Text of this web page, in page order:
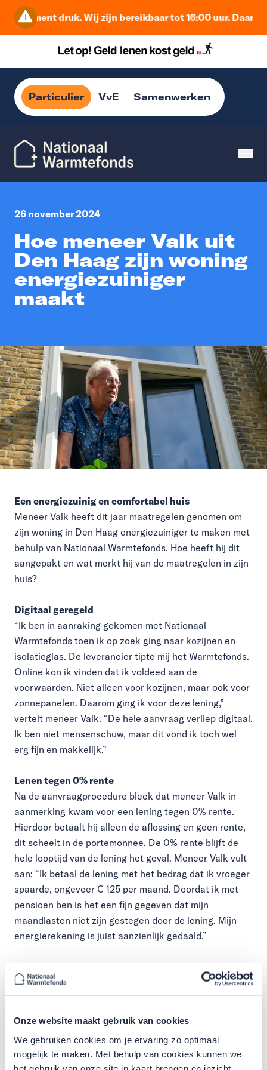
Onze website maakt gebruik van cookies
We gebruiken cookies om je ervaring zo optimaal
mogelijk te maken. Met behulp van cookies kunnen we
druk. Wij zijn bereikbaar tot 16:00 uur. Daarna
Particulier VvE Samenwerken
26 november 2024
Hoe meneer Valk uit
Den Haag zijn woning
energiezuiniger
maakt
Een energiezuinig en comfortabel huis
Meneer Valk heeft dit jaar maatregelen genomen om
zijn woning in Den Haag energiezuiniger te maken met
behulp van Nationaal Warmtefonds. Hoe heeft hij dit
aangepakt en wat merkt hij van de maatregelen in zijn
huis?
Digitaal geregeld
“Ik ben in aanraking gekomen met Nationaal
Warmtefonds toen ik op zoek ging naar kozijnen en
isolatieglas. De leverancier tipte mij het Warmtefonds.
Online kon ik vinden dat ik voldeed aan de
voorwaarden. Niet alleen voor kozijnen, maar ook voor
zonnepanelen. Daarom ging ik voor deze lening,”
vertelt meneer Valk. “De hele aanvraag verliep digitaal.
Ik ben niet mensenschuw, maar dit vond ik toch wel
erg fijn en makkelijk.”
Lenen tegen 0% rente
Na de aanvraagprocedure bleek dat meneer Valk in
aanmerking kwam voor een lening tegen 0% rente.
Hierdoor betaalt hij alleen de aflossing en geen rente,
dit scheelt in de portemonnee. De 0% rente blijft de
hele looptijd van de lening het geval. Meneer Valk vult
aan: “Ik betaal de lening met het bedrag dat ik vroeger
spaarde, ongeveer € 125 per maand. Doordat ik met
pensioen ben is het een fijn gegeven dat mijn
maandlasten niet zijn gestegen door de lening. Mijn
energierekening is juist aanzienlijk gedaald.”
Het bleef niet alleen bij kozijnen en zonnepanelen.
Eerder heeft meneer Valk met eigen middelen de
achterkamer vervangen door isolatieglas. Twee jaar
geleden heeft hij de voorramen geïsoleerd met dubbel
glas (inclusief de glas in lood ramen). In november van